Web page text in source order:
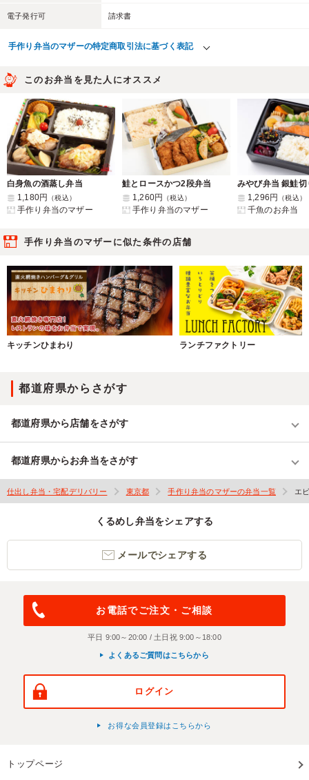
電子発行可 請求書
手作り弁当のマザーの特定商取引法に基づく表記
このお弁当を見た人にオススメ
白身魚の酒蒸し弁当
1,180円
（税込）
手作り弁当のマザー
鮭とロースかつ2段弁当
1,260円
（税込）
手作り弁当のマザー
みやび弁当 銀鮭切
1,296円
（税込）
千魚のお弁当
手作り弁当のマザーに似た条件の店舗
キッチンひまわり ランチファクトリー
都道府県からさがす
都道府県から店舗をさがす
都道府県からお弁当をさがす
仕出し弁当・宅配デリバリー 東京都 手作り弁当のマザーの弁当一覧 エ
くるめし弁当をシェアする
メールでシェアする
お電話でご注文・ご相談
平日 9:00～20:00 / 土日祝 9:00～18:00
よくあるご質問はこちらから
ログイン
お得な会員登録はこちらから
トップページ